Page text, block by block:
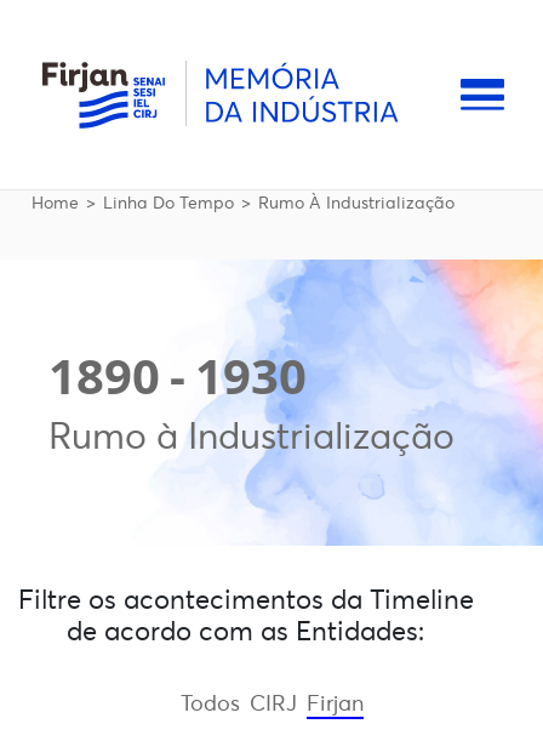
Trilha de navegação
Home Linha Do Tempo Rumo À Industrialização
1890- 1930
Rumo à Industrialização
Filtre os acontecimentos da Timeline
de acordo com as Entidades:
Todos CIRJ Firjan